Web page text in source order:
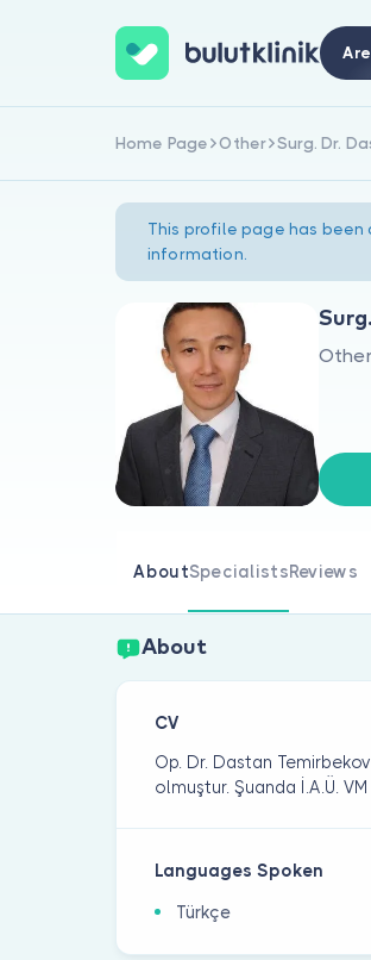
Home Page Other Surg. Dr.
This profile page has
information.
Other
AboutSpecialistsReviews
About
CV
Op. Dr. Dastan
olmuştur. Şuanda İ.A.Ü.
Languages Spoken
Türkçe